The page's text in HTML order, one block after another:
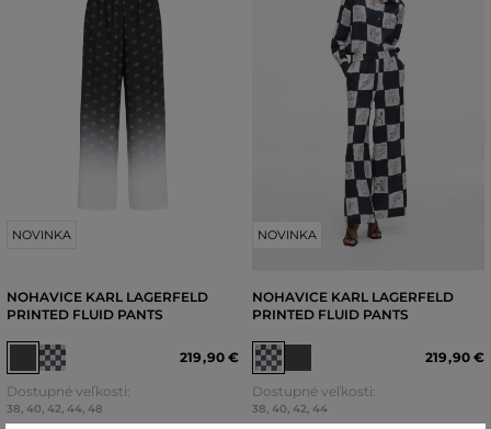
NOVINKA
NOHAVICE KARL LAGERFELD
PRINTED FLUID PANTS
219,90 €
Dostupné veľkosti:
38, 40, 42, 44, 48
NOVINKA
NOHAVICE KARL LAGERFELD
PRINTED FLUID PANTS
219,90 €
Dostupné veľkosti:
38, 40, 42, 44